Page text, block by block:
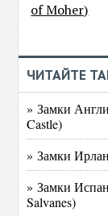
of Moher)
ЧИТАЙТЕ
» Замки
Castle)
» Замки
» Замки
Salvanes)